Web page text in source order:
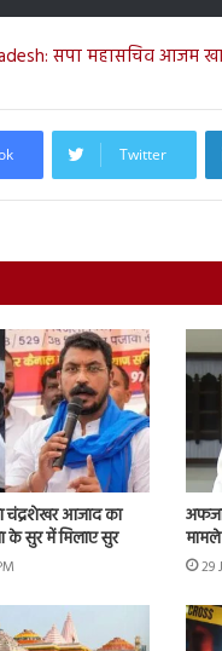
सपा महासचिव आजम
Twitter
चंद्रशेखर आजाद का
के सुर में मिलाए सुर
29